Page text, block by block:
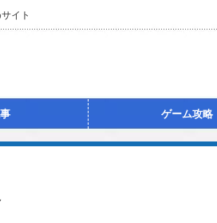
イト
ゲーム攻略